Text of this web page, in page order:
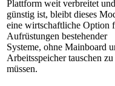
Plattform weit verbreitet und
günstig ist, bleibt dieses
eine wirtschaftliche Option
Aufrüstungen bestehender
Systeme, ohne Mainboard
Arbeitsspeicher tauschen zu
müssen.